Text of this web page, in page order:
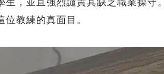
生，並且強烈譴責其缺乏職業操守
教練的真面目。